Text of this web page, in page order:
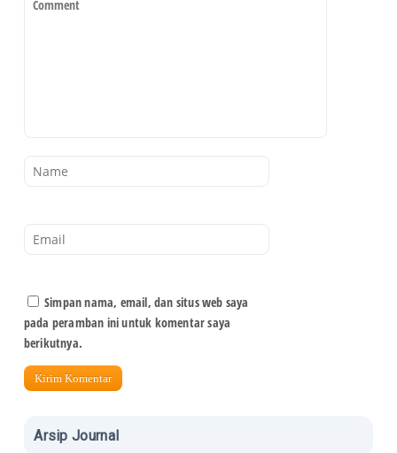
Simpan nama, email, dan situs web saya
pada peramban ini untuk komentar saya
berikutnya.
Arsip Journal